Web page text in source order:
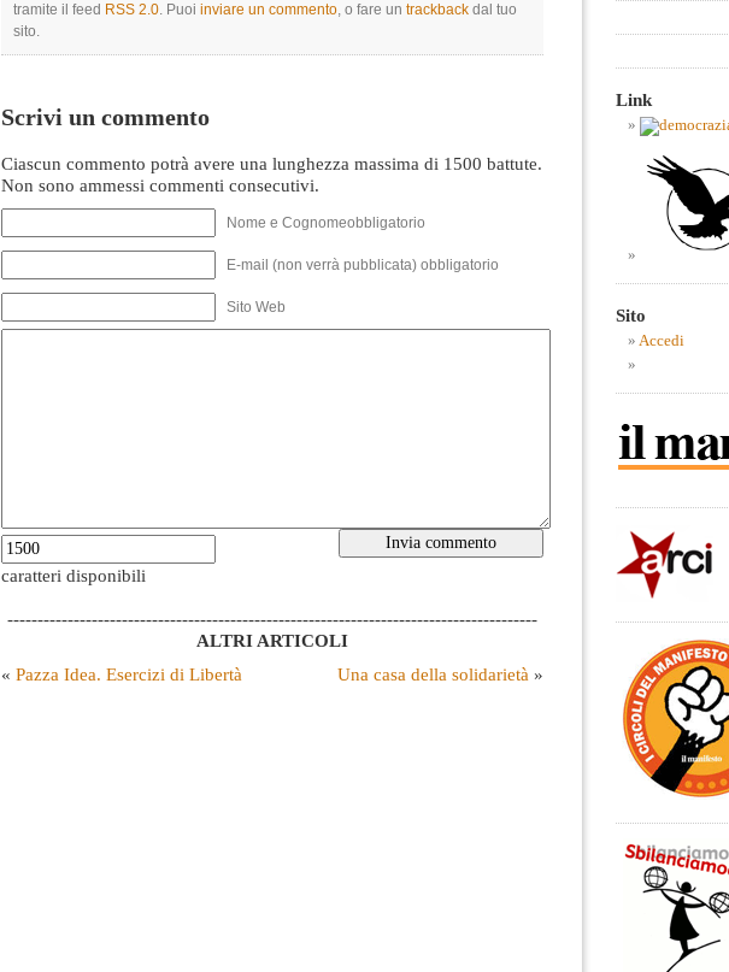
tramite il feed RSS 2.0 . Puoi inviare un commento , o fare un trackback dal tuo
sito.
Scrivi un commento
Ciascun commento potrà avere una lunghezza massima di 1500 battute.
Non sono ammessi commenti consecutivi.
Nome e Cognomeobbligatorio
E-mail (non verrà pubblicata) obbligatorio
Sito Web
caratteri disponibili
----------------------------------------------------------------------------------------
ALTRI ARTICOLI
« Pazza Idea. Esercizi di Libertà Una casa della solidarietà »
Link
Sito
Accedi